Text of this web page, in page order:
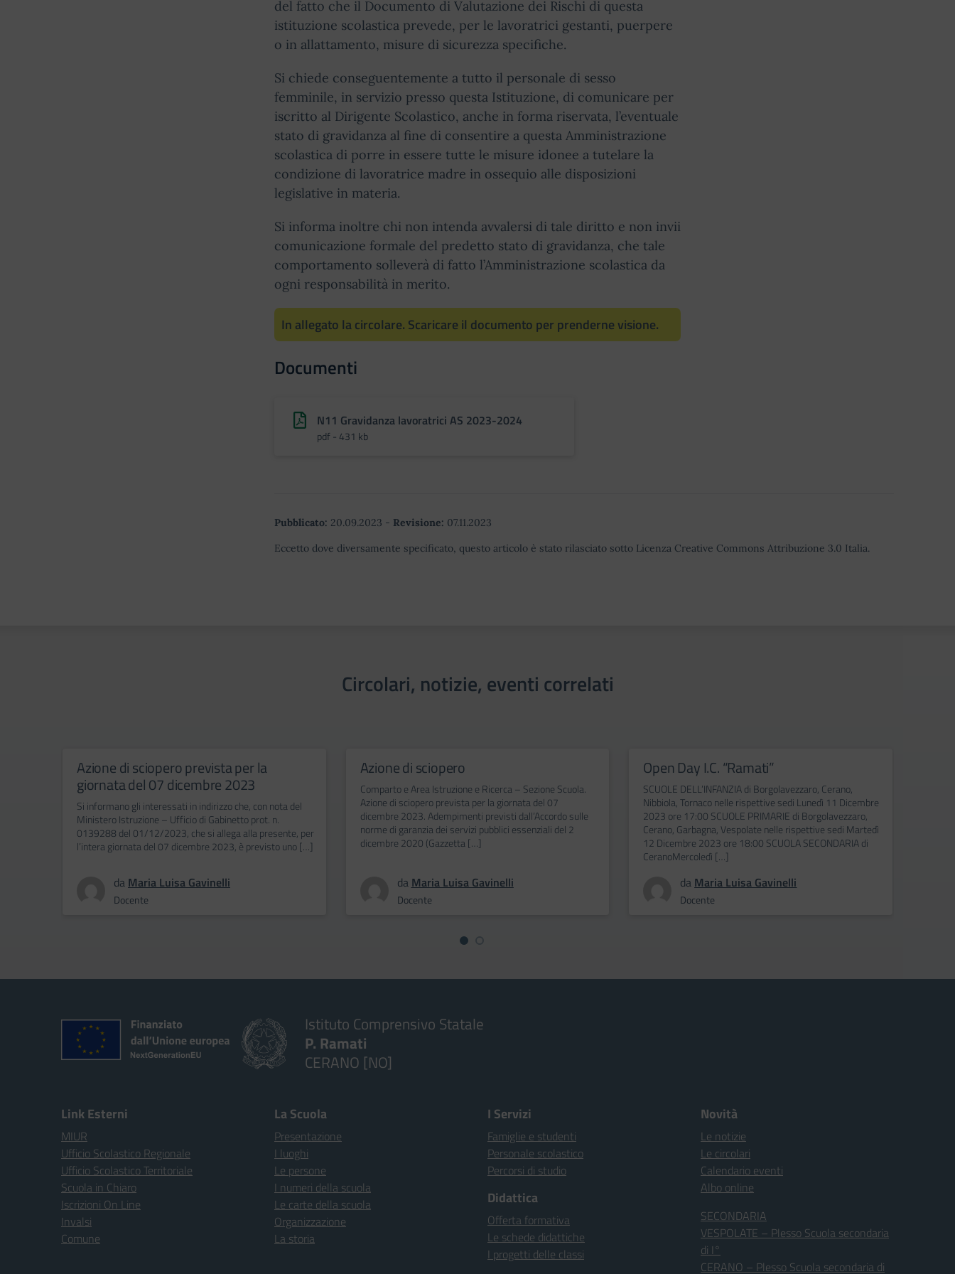
del fatto che il Documento di Valutazione dei Rischi di questa
istituzione scolastica prevede, per le lavoratrici gestanti, puerpere
o in allattamento, misure di sicurezza specifiche.
Si chiede conseguentemente a tutto il personale di sesso
femminile, in servizio presso questa Istituzione, di comunicare per
iscritto al Dirigente Scolastico, anche in forma riservata, l’eventuale
stato di gravidanza al fine di consentire a questa Amministrazione
scolastica di porre in essere tutte le misure idonee a tutelare la
condizione di lavoratrice madre in ossequio alle disposizioni
legislative in materia.
Si informa inoltre chi non intenda avvalersi di tale diritto e non invii
comunicazione formale del predetto stato di gravidanza, che tale
comportamento solleverà di fatto l’Amministrazione scolastica da
ogni responsabilità in merito.
In allegato la circolare. Scaricare il documento per prenderne visione.
Documenti
N11 Gravidanza lavoratrici AS 2023-2024
pdf - 431 kb
Pubblicato: 20.09.2023 - Revisione: 07.11.2023
Eccetto dove diversamente specificato, questo articolo è stato rilasciato sotto Licenza Creative Commons Attribuzione 3.0 Italia.
Circolari, notizie, eventi correlati
Azione di sciopero prevista per la
giornata del 07 dicembre 2023
Si informano gli interessati in indirizzo che, con nota del
Ministero Istruzione – Ufficio di Gabinetto prot. n.
0139288 del 01/12/2023, che si allega alla presente, per
l’intera giornata del 07 dicembre 2023, è previsto uno […]
da Maria Luisa Gavinelli
Docente
Azione di sciopero
Comparto e Area Istruzione e Ricerca – Sezione Scuola.
Azione di sciopero prevista per la giornata del 07
dicembre 2023. Adempimenti previsti dall’Accordo sulle
norme di garanzia dei servizi pubblici essenziali del 2
dicembre 2020 (Gazzetta […]
da Maria Luisa Gavinelli
Docente
Open Day I.C. “Ramati”
SCUOLE DELL’INFANZIA di Borgolavezzaro, Cerano,
Nibbiola, Tornaco nelle rispettive sedi Lunedì 11 Dicembre
2023 ore 17:00 SCUOLE PRIMARIE di Borgolavezzaro,
Cerano, Garbagna, Vespolate nelle rispettive sedi Martedì
12 Dicembre 2023 ore 18:00 SCUOLA SECONDARIA di
CeranoMercoledì […]
da Maria Luisa Gavinelli
Docente
Istituto Comprensivo Statale
P. Ramati
CERANO [NO]
Link Esterni
MIUR
Ufficio Scolastico Regionale
Ufficio Scolastico Territoriale
Scuola in Chiaro
Iscrizioni On Line
Invalsi
Comune
La Scuola
Presentazione
I luoghi
Le persone
I numeri della scuola
Le carte della scuola
Organizzazione
La storia
I Servizi
Famiglie e studenti
Personale scolastico
Percorsi di studio
Didattica
Offerta formativa
Le schede didattiche
I progetti delle classi
Novità
Le notizie
Le circolari
Calendario eventi
Albo online
SECONDARIA
VESPOLATE – Plesso Scuola secondaria
di I°
CERANO – Plesso Scuola secondaria di